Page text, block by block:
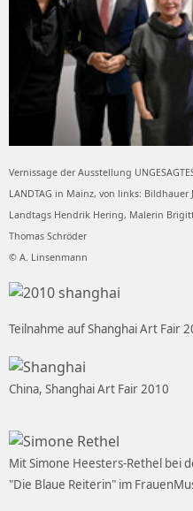
Vernissage der Ausstellung
LANDTAG in Mainz, von links:
Landtags Hendrik Hering, Malerin
Thomas Schröder
© A. Linsenmann
Teilnahme auf Shanghai Art Fair
China, Shanghai Art Fair 2010
Mit Simone Heesters-Rethel bei
"Die Blaue Reiterin" im